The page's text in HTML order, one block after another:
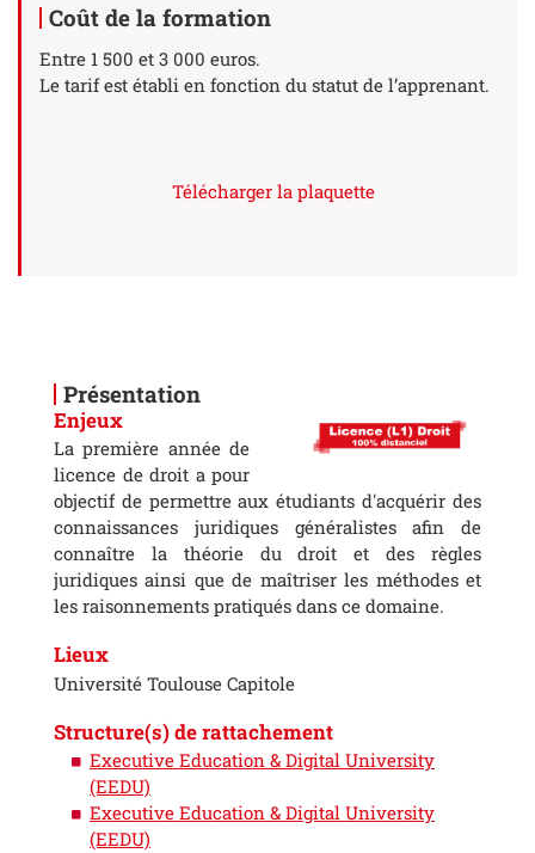
Coût de la formation
Entre 1 500 et 3 000 euros.
Le tarif est établi en fonction du statut de l’apprenant.
Télécharger la plaquette
Présentation
Enjeux
La première année de
licence de droit a pour
objectif de permettre aux étudiants d'acquérir des
connaissances juridiques généralistes afin de
connaître la théorie du droit et des règles
juridiques ainsi que de maîtriser les méthodes et
les raisonnements pratiqués dans ce domaine.
Lieux
Université Toulouse Capitole
Structure(s) de rattachement
Executive Education & Digital University
(EEDU)
Executive Education & Digital University
(EEDU)